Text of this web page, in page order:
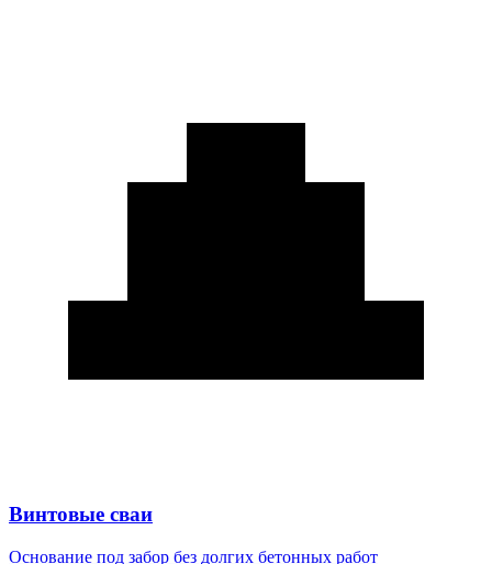
Винтовые сваи
Основание под забор без долгих бетонных работ